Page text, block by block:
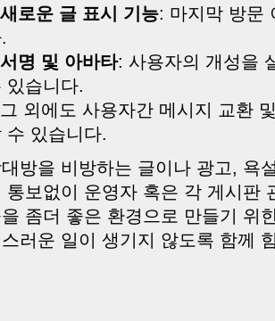
새로운 글 표시 기능: 마지막 방문
서명 및 아바타: 사용자의 개성을
있습니다.
그 외에도 사용자간 메시지 교환
수 있습니다.
방을 비방하는 글이나 광고, 욕
통보없이 운영자 혹은 각 게시판
좀더 좋은 환경으로 만들기 위
스러운 일이 생기지 않도록 함께